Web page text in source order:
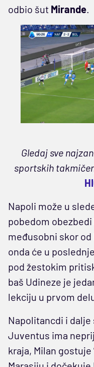
odbio šut Mirande.
Gledaj sve
sportskih
Napoli može u
pobedom
međusobni skor od
onda će u
pod žestokim
baš Udineze je
lekciju u prvom
Napolitancdi i dalje
Juventus ima
kraja, Milan gostuje